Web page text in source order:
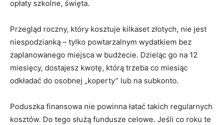
opłaty szkolne, święta.
Przegląd roczny, który kosztuje kilkaset złotych, nie jest
niespodzianką – tylko powtarzalnym wydatkiem bez
zaplanowanego miejsca w budżecie. Dzieląc go na 12
miesięcy, dostajesz kwotę, którą trzeba co miesiąc
odkładać do osobnej „koperty” lub na subkonto.
Poduszka finansowa nie powinna łatać takich regularnych
kosztów. Do tego służą fundusze celowe. Jeśli co roku te